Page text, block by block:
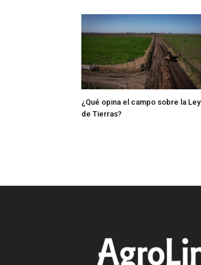
¿Qué opina el campo sobre la Ley
de Tierras?